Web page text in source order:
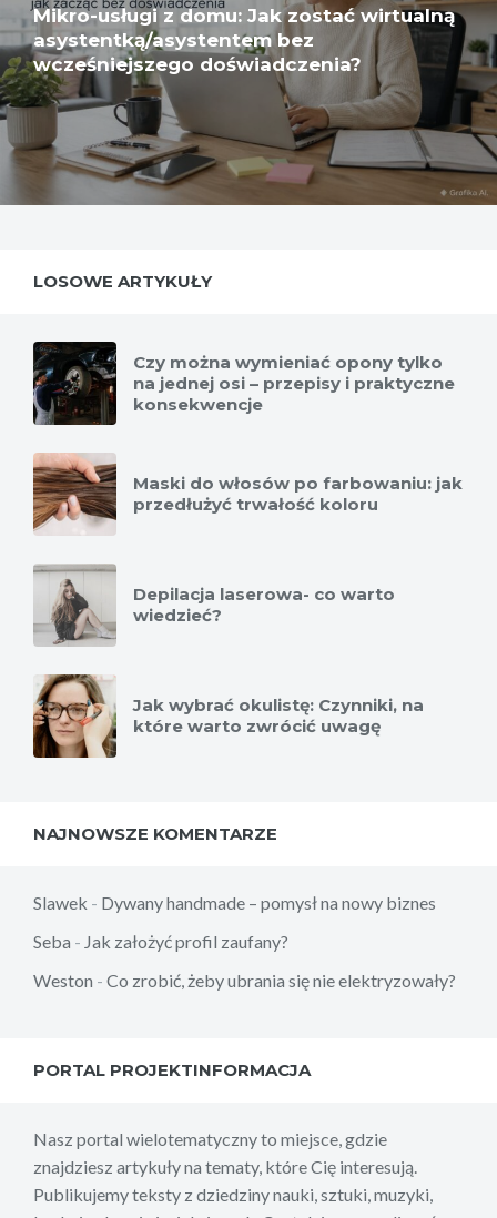
Mikro-usługi z domu: Jak zostać wirtualną
asystentką/asystentem bez
wcześniejszego doświadczenia?
LOSOWE ARTYKUŁY
Czy można wymieniać opony tylko
na jednej osi – przepisy i praktyczne
konsekwencje
Maski do włosów po farbowaniu: jak
przedłużyć trwałość koloru
Depilacja laserowa- co warto
wiedzieć?
Jak wybrać okulistę: Czynniki, na
które warto zwrócić uwagę
NAJNOWSZE KOMENTARZE
Slawek - Dywany handmade – pomysł na nowy biznes
Seba - Jak założyć profil zaufany?
Weston - Co zrobić, żeby ubrania się nie elektryzowały?
PORTAL PROJEKTINFORMACJA
Nasz portal wielotematyczny to miejsce, gdzie
znajdziesz artykuły na tematy, które Cię interesują.
Publikujemy teksty z dziedziny nauki, sztuki, muzyki,